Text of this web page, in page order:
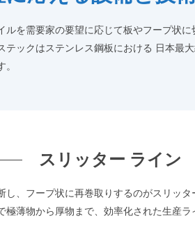
を需要家の要望に応じて板やフープ状
ックはステンレス鋼板における 日本最
スリッター ライン
、フープ状に再巻取りするのがスリッタ
薄物から厚物まで、効率化された生産ラ